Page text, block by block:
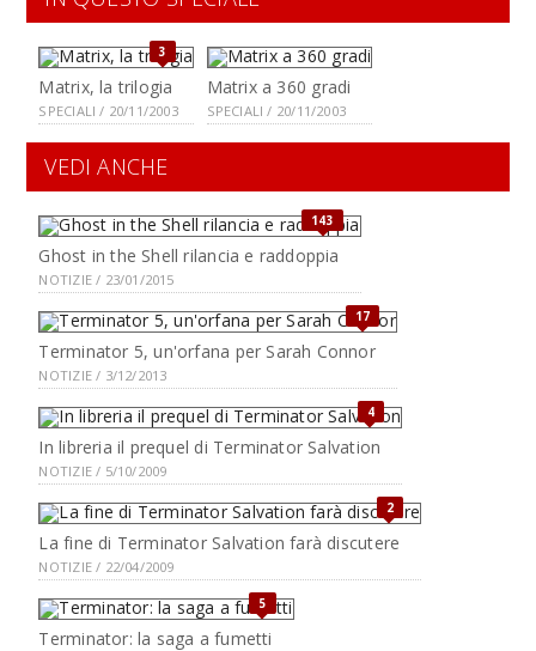
3
Matrix, la trilogia
SPECIALI / 20/11/2003
Matrix a 360 gradi
SPECIALI / 20/11/2003
VEDI ANCHE
143
Ghost in the Shell rilancia e raddoppia
NOTIZIE / 23/01/2015
17
Terminator 5, un'orfana per Sarah Connor
NOTIZIE / 3/12/2013
4
In libreria il prequel di Terminator Salvation
NOTIZIE / 5/10/2009
2
La fine di Terminator Salvation farà discutere
NOTIZIE / 22/04/2009
5
Terminator: la saga a fumetti